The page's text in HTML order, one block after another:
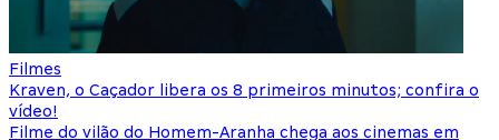
Filmes
Kraven, o Caçador libera os 8 primeiros minutos; confira o
vídeo!
Filme do vilão do Homem-Aranha chega aos cinemas em